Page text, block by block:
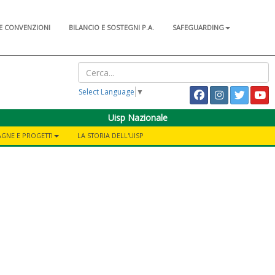
CONVENZIONI BILANCIO E SOSTEGNI P.A.
SAFEGUARDING
Select Language ▼
Uisp Nazionale
E PROGETTI LA STORIA DELL'UISP